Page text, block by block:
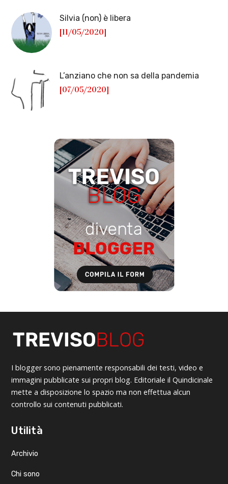
Silvia (non) è libera
[11/05/2020]
L’anziano che non sa della pandemia
[07/05/2020]
I blogger sono pienamente responsabili dei testi, video e
immagini pubblicate sui propri blog. Editoriale il Quindicinale
mette a disposizione lo spazio ma non effettua alcun
controllo sui contenuti pubblicati.
Utilità
Archivio
Chi sono